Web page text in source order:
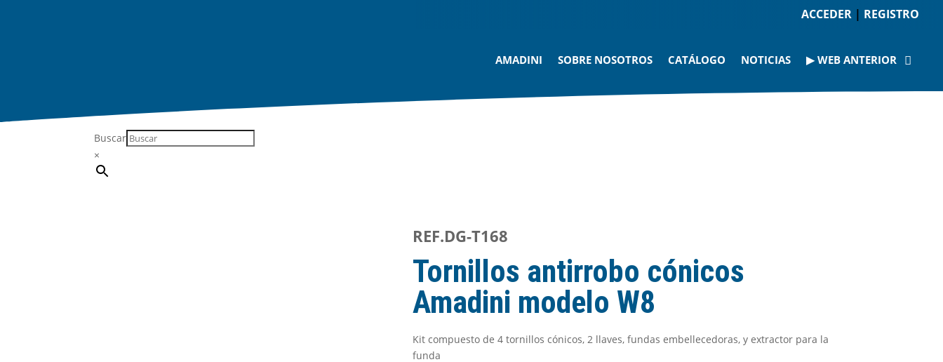
ACCEDER | REGISTRO
AMADINI SOBRE NOSOTROS CATÁLOGO NOTICIAS ▶ WEB ANTERIOR
Buscar
×
REF.DG-T168
Tornillos antirrobo cónicos
Amadini modelo W8
Kit compuesto de 4 tornillos cónicos, 2 llaves, fundas embellecedoras, y extractor para la
funda